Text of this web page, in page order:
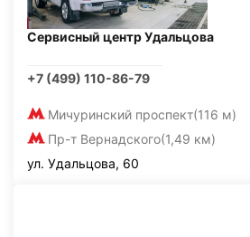
Сервисный центр Удальцова
+7 (499) 110-86-79
Мичуринский проспект(116 м)
Пр-т Вернадского(1,49 км)
ул. Удальцова, 60